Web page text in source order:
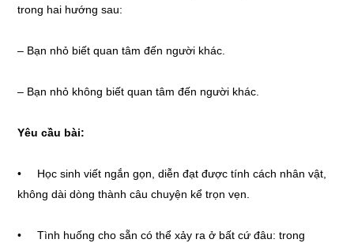
trong hai hướng sau:
– Bạn nhỏ biết quan tâm đến người khác.
– Bạn nhỏ không biết quan tâm đến người khác.
Yêu cầu bài:
• Học sinh viết ngắn gọn, diễn đạt được tính cách nhân vật,
không dài dòng thành câu chuyện kể trọn vẹn.
• Tình huống cho sẵn có thể xảy ra ở bất cứ đâu: trong